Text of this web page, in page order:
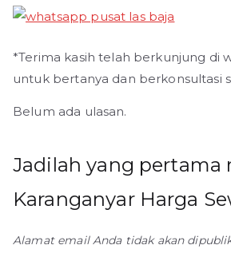
*Terima kasih telah berkunjung di
untuk bertanya dan berkonsultasi
Belum ada ulasan.
Jadilah yang pertama
Karanganyar Harga
Alamat email Anda tidak akan